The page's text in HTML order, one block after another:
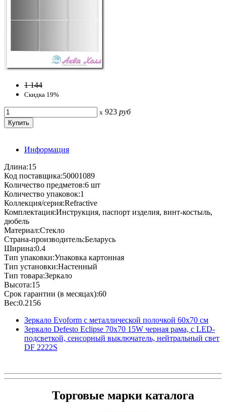
1 144
Скидка 19%
x 923 руб
Информация
Длина:15
Код поставщика:50001089
Количество предметов:6 шт
Количество упаковок:1
Коллекция/серия:Refractive
Комплектация:Инструкция, паспорт изделия, винт-костыль,
дюбель
Материал:Стекло
Страна-производитель:Беларусь
Ширина:0.4
Тип упаковки:Упаковка картонная
Тип установки:Настенный
Тип товара:Зеркало
Высота:15
Срок гарантии (в месяцах):60
Вес:0.2156
Зеркало Evoform с металлической полочкой 60x70 см
Зеркало Defesto Еclipse 70х70 15W черная рама, с LED-
подсветкой, сенсорный выключатель, нейтральный свет
DF 2222S
Торговые марки каталога